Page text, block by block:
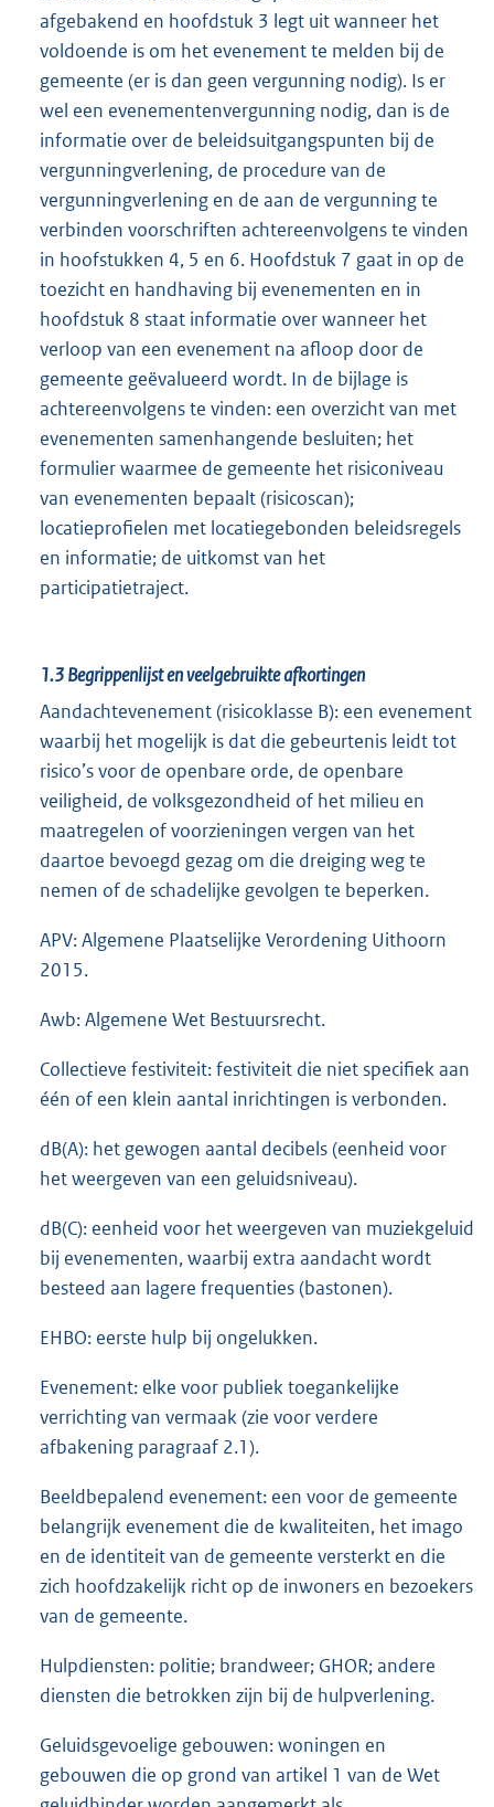
afgebakend en hoofdstuk 3 legt uit wanneer het
voldoende is om het evenement te melden bij de
gemeente (er is dan geen vergunning nodig). Is er
wel een evenementenvergunning nodig, dan is de
informatie over de beleidsuitgangspunten bij de
vergunningverlening, de procedure van de
vergunningverlening en de aan de vergunning te
verbinden voorschriften achtereenvolgens te vinden
in hoofstukken 4, 5 en 6. Hoofdstuk 7 gaat in op de
toezicht en handhaving bij evenementen en in
hoofdstuk 8 staat informatie over wanneer het
verloop van een evenement na afloop door de
gemeente geëvalueerd wordt. In de bijlage is
achtereenvolgens te vinden: een overzicht van met
evenementen samenhangende besluiten; het
formulier waarmee de gemeente het risiconiveau
van evenementen bepaalt (risicoscan);
locatieprofielen met locatiegebonden beleidsregels
en informatie; de uitkomst van het
participatietraject.
1.3Begrippenlijst en veelgebruikte afkortingen
Aandachtevenement (risicoklasse B): een evenement
waarbij het mogelijk is dat die gebeurtenis leidt tot
risico’s voor de openbare orde, de openbare
veiligheid, de volksgezondheid of het milieu en
maatregelen of voorzieningen vergen van het
daartoe bevoegd gezag om die dreiging weg te
nemen of de schadelijke gevolgen te beperken.
APV: Algemene Plaatselijke Verordening Uithoorn
2015.
Awb: Algemene Wet Bestuursrecht.
Collectieve festiviteit: festiviteit die niet specifiek aan
één of een klein aantal inrichtingen is verbonden.
dB(A): het gewogen aantal decibels (eenheid voor
het weergeven van een geluidsniveau).
dB(C): eenheid voor het weergeven van muziekgeluid
bij evenementen, waarbij extra aandacht wordt
besteed aan lagere frequenties (bastonen).
EHBO: eerste hulp bij ongelukken.
Evenement: elke voor publiek toegankelijke
verrichting van vermaak (zie voor verdere
afbakening paragraaf 2.1).
Beeldbepalend evenement: een voor de gemeente
belangrijk evenement die de kwaliteiten, het imago
en de identiteit van de gemeente versterkt en die
zich hoofdzakelijk richt op de inwoners en bezoekers
van de gemeente.
Hulpdiensten: politie; brandweer; GHOR; andere
diensten die betrokken zijn bij de hulpverlening.
Geluidsgevoelige gebouwen: woningen en
gebouwen die op grond van artikel 1 van de Wet